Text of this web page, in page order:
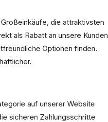
die attraktivsten
als Rabatt an unsere Kunden
Optionen finden.
auf unserer Website
sicheren Zahlungsschritte